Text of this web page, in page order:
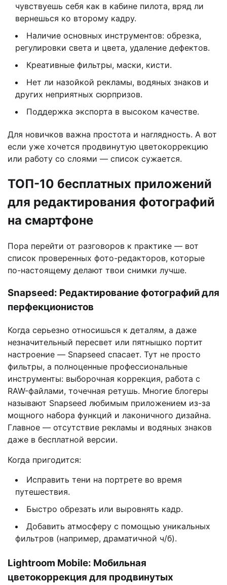
чувствуешь себя как в кабине пилота, вряд ли
вернешься ко второму кадру.
Наличие основных инструментов: обрезка,
регулировки света и цвета, удаление дефектов.
Креативные фильтры, маски, кисти.
Нет ли назойкой рекламы, водяных знаков и
других неприятных сюрпризов.
Поддержка экспорта в высоком качестве.
Для новичков важна простота и наглядность. А вот
если уже хочется продвинутую цветокоррекцию
или работу со слоями — список сужается.
ТОП-10 бесплатных приложений
для редактирования фотографий
на смартфоне
Пора перейти от разговоров к практике — вот
список проверенных фото-редакторов, которые
по-настоящему делают твои снимки лучше.
Snapseed: Редактирование фотографий для
перфекционистов
Когда серьезно относишься к деталям, а даже
незначительный пересвет или пятнышко портит
настроение — Snapseed спасает. Тут не просто
фильтры, а полноценные профессиональные
инструменты: выборочная коррекция, работа с
RAW-файлами, точечная ретушь. Многие блогеры
называют Snapseed любимым приложением из-за
мощного набора функций и лаконичного дизайна.
Главное — отсутствие рекламы и водяных знаков
даже в бесплатной версии.
Когда пригодится:
Исправить тени на портрете во время
путешествия.
Быстро обрезать или выровнять кадр.
Добавить атмосферу с помощью уникальных
фильтров (например, драматичной ч/б).
Lightroom Mobile: Мобильная
цветокоррекция для продвинутых